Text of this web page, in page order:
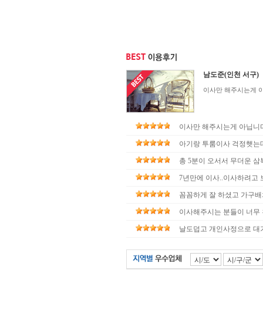
남도준(인천 서구)
이사만 해주시는게
이사만 해주시는게 아닙
아기랑 투룸이사 걱정햇
총 5분이 오서서 무더운
7년만에 이사..이사하려고
꼼꼼하게 잘 하셨고 가구
이사해주시는 분들이 너
날도덥고 개인사정으로